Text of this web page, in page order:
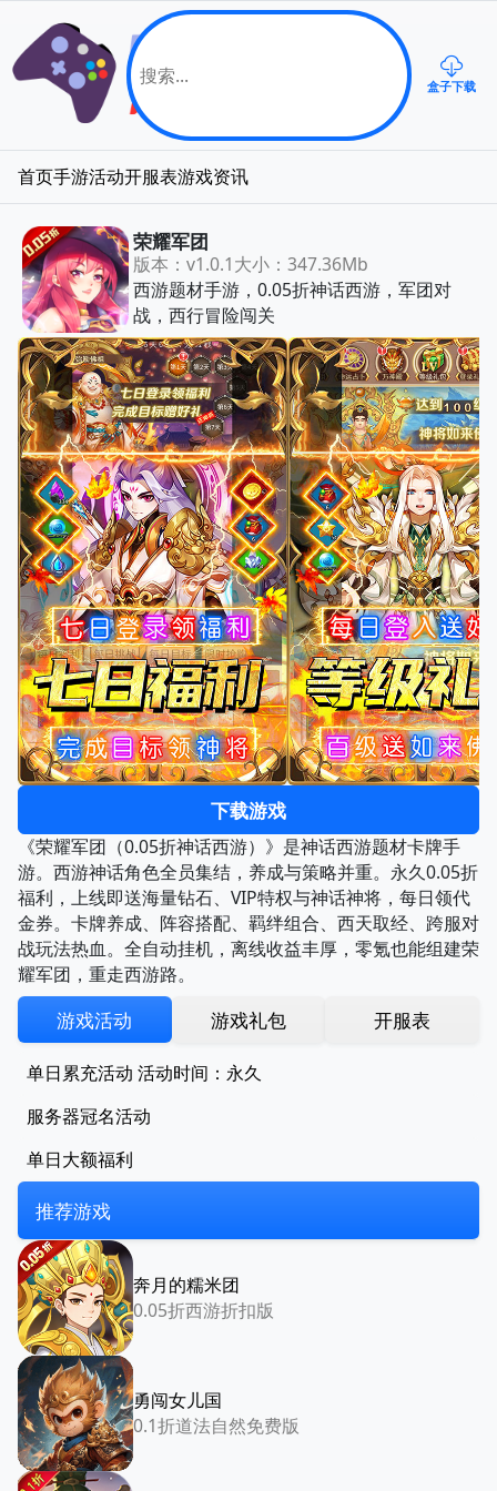
盒子下载
首页手游活动开服表游戏资讯
荣耀军团
版本：v1.0.1大小：347.36Mb
西游题材手游，0.05折神话西游，军团对
战，西行冒险闯关
下载游戏
《荣耀军团（0.05折神话西游）》是神话西游题材卡牌手
游。西游神话角色全员集结，养成与策略并重。永久0.05折
福利，上线即送海量钻石、VIP特权与神话神将，每日领代
金券。卡牌养成、阵容搭配、羁绊组合、西天取经、跨服对
战玩法热血。全自动挂机，离线收益丰厚，零氪也能组建荣
耀军团，重走西游路。
游戏活动 游戏礼包 开服表
单日累充活动 活动时间：永久
服务器冠名活动
单日大额福利
推荐游戏
奔月的糯米团
0.05折西游折扣版
勇闯女儿国
0.1折道法自然免费版